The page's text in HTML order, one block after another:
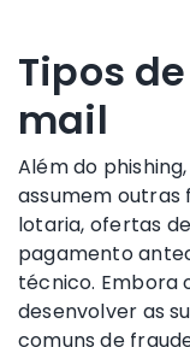
Tipos
mail
Além do
assumem outras
lotaria, ofertas
pagamento
técnico. Embora
desenvolver as
comuns de